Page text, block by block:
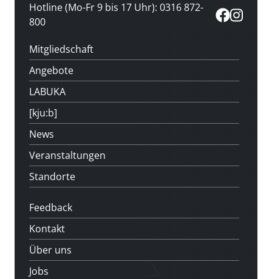
Hotline (Mo-Fr 9 bis 17 Uhr): 0316 872-
800
Mitgliedschaft
Angebote
LABUKA
[kju:b]
News
Veranstaltungen
Standorte
Feedback
Kontakt
Über uns
Jobs